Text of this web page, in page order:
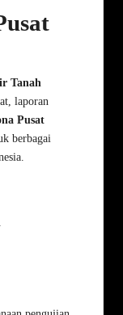
Tanah
laporan
Pusat
berbagai